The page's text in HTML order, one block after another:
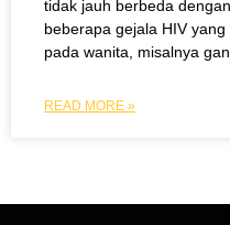
tidak jauh berbeda
beberapa gejala HIV
pada wanita, misalnya
READ MORE »